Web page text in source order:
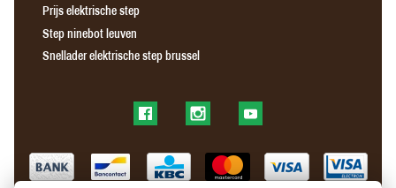
Prijs elektrische step
Step ninebot leuven
Snellader elektrische step brussel
Find us on FacebookFind us on InstagramFind us on YouTube